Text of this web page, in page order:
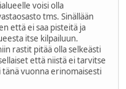
voisi olla
tms. Sinällään
että ei saa pisteitä ja
itse kilpailuun.
rastit pitää olla selkeästi
että niistä ei tarvitse
tänä vuonna erinomaisesti